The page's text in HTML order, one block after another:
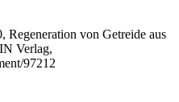
Regeneration von Getreide aus
Verlag,
97212